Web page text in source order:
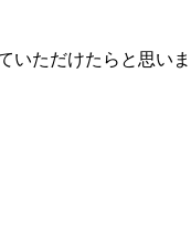
いただけたらと思いま